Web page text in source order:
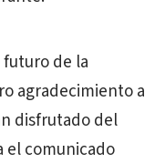
de la
agradecimiento a
disfrutado del
el comunicado